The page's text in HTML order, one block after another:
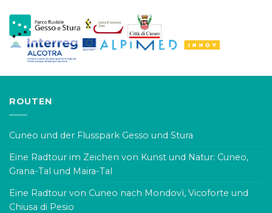
ROUTEN
Cuneo und der Flusspark Gesso und Stura
Eine Radtour im Zeichen von Kunst und Natur: Cuneo,
Grana-Tal und Maira-Tal
Eine Radtour von Cuneo nach Mondovì, Vicoforte und
Chiusa di Pesio